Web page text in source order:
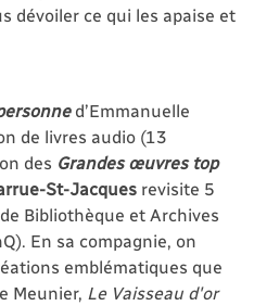
dévoiler ce qui les apaise et
d’Emmanuelle
de livres audio (13
des Grandes œuvres top
St-Jacques revisite 5
Bibliothèque et Archives
En sa compagnie, on
emblématiques que
Meunier, Le Vaisseau d'or